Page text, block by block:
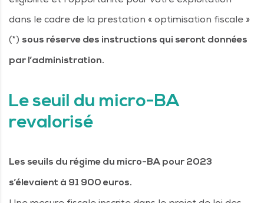
dans le cadre de la prestation « optimisation fiscale »
(*) sous réserve des instructions qui seront données
par l’administration.
Le seuil du micro-BA
revalorisé
Les seuils du régime du micro-BA pour 2023
s’élevaient à 91 900 euros.